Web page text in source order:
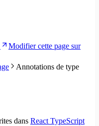
Modifier cette page sur
Annotations de type
dans React TypeScript